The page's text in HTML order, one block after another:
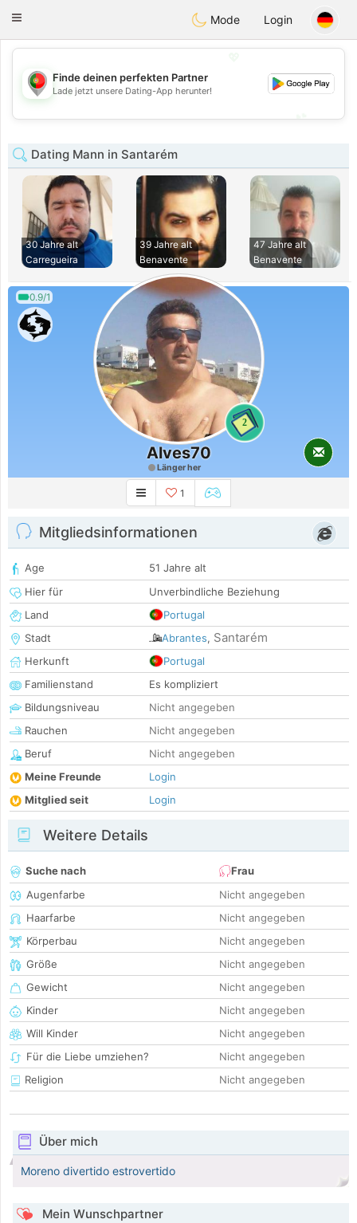
Portugues
Toggle
Mode Login
💖
💕
Finde deinen perfekten Partner
Lade jetzt unsere Dating-App herunter!
Dating Mann in Santarém
30 Jahre alt
Carregueira
39 Jahre alt
Benavente
47 Jahre alt
Benavente
0.9/1
2
Alves70
Länger her
1
Mitgliedsinformationen
Age
51 Jahre alt
Hier für
Unverbindliche Beziehung
Land
Portugal
Stadt
Abrantes, Santarém
Herkunft
Portugal
Familienstand
Es kompliziert
Bildungsniveau
Nicht angegeben
Rauchen
Nicht angegeben
Beruf
Nicht angegeben
Meine Freunde
Login
Mitglied seit
Login
Weitere Details
Suche nach
Frau
Augenfarbe
Nicht angegeben
Haarfarbe
Nicht angegeben
Körperbau
Nicht angegeben
Größe
Nicht angegeben
Gewicht
Nicht angegeben
Kinder
Nicht angegeben
Will Kinder
Nicht angegeben
Für die Liebe umziehen?
Nicht angegeben
Religion
Nicht angegeben
Über mich
Moreno divertido estrovertido
Mein Wunschpartner